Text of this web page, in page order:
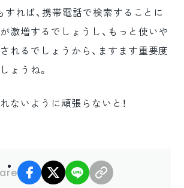
すれば、携帯電話で検索することに
激増するでしょうし、もっと使いや
れるでしょうから、ますます重要度
ょうね。
ないように頑張らないと！
facebook
X LINE